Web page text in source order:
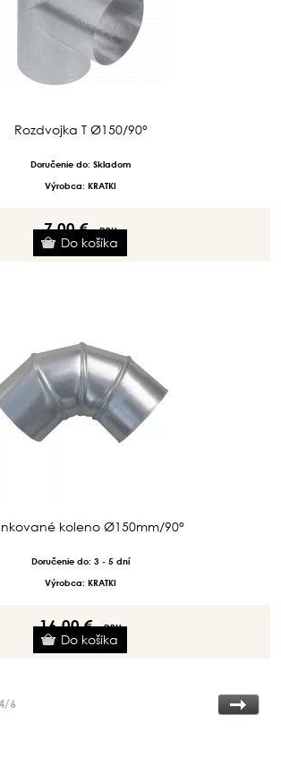
Rozdvojka T Ø150/90°
Doručenie do: Skladom
Výrobca: KRATKI
7.00 €s DPH
koleno Ø150mm/90°
Doručenie do: 3 - 5 dní
Výrobca: KRATKI
16.00 €s DPH
6